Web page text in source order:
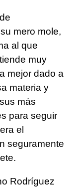
mero mole,
al que
muy
mejor dado a
materia y
más
para seguir
el
seguramente
Rodríguez